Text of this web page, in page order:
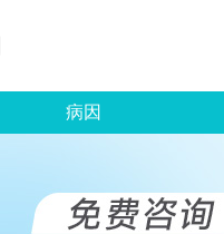
病因